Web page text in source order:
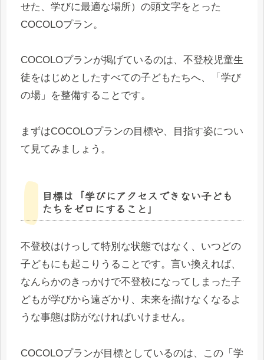
せた、学びに最適な場所）の頭文字をとった
COCOLOプラン。
COCOLOプランが掲げているのは、不登校児童生
徒をはじめとしたすべての子どもたちへ、「学び
の場」を整備することです。
まずはCOCOLOプランの目標や、目指す姿につい
て見てみましょう。
目標は「学びにアクセスできない子ども
たちをゼロにすること」
不登校はけっして特別な状態ではなく、いつどの
子どもにも起こりうることです。言い換えれば、
なんらかのきっかけで不登校になってしまった子
どもが学びから遠ざかり、未来を描けなくなるよ
うな事態は防がなければいけません。
COCOLOプランが目標としているのは、この「学